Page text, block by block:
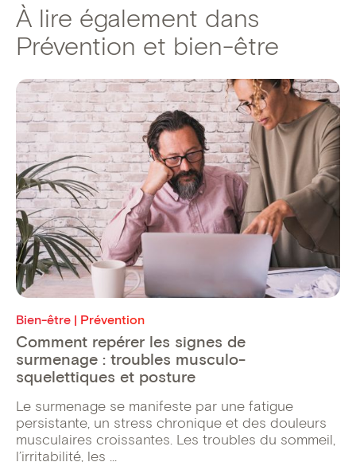
À lire également dans
Prévention et bien-être
Bien-être | Prévention
Comment repérer les signes de
surmenage : troubles musculo-
squelettiques et posture
Le surmenage se manifeste par une fatigue
persistante, un stress chronique et des douleurs
musculaires croissantes. Les troubles du sommeil,
l’irritabilité, les ...